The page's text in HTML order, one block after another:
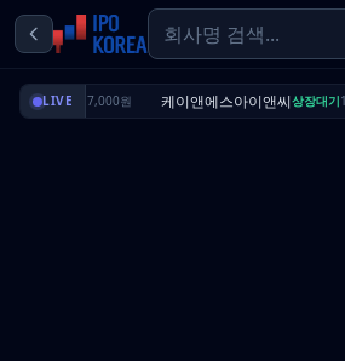
LIVE
셔스상장대기 7,000원 케이앤에스아이앤씨상장대기